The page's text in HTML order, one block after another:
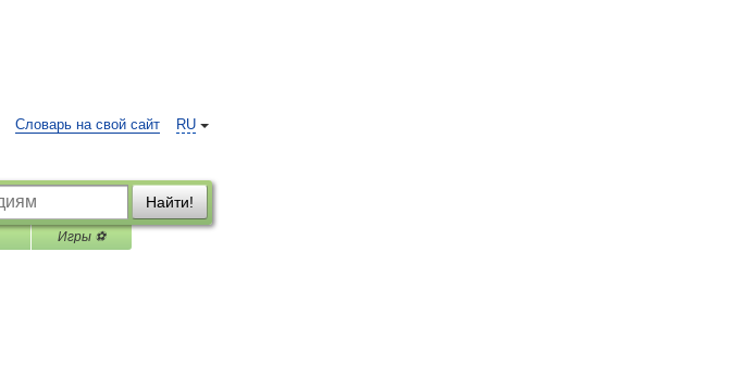
RU
Словарь на свой сайт
Найти!
Игры ⚽